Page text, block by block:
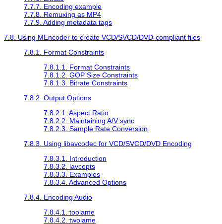
7.7.7. Encoding example
7.7.8. Remuxing as MP4
7.7.9. Adding metadata tags
7.8. Using MEncoder to create VCD/SVCD/DVD-compliant files
7.8.1. Format Constraints
7.8.1.1. Format Constraints
7.8.1.2. GOP Size Constraints
7.8.1.3. Bitrate Constraints
7.8.2. Output Options
7.8.2.1. Aspect Ratio
7.8.2.2. Maintaining A/V sync
7.8.2.3. Sample Rate Conversion
7.8.3. Using libavcodec for VCD/SVCD/DVD Encoding
7.8.3.1. Introduction
7.8.3.2. lavcopts
7.8.3.3. Examples
7.8.3.4. Advanced Options
7.8.4. Encoding Audio
7.8.4.1. toolame
7.8.4.2. twolame